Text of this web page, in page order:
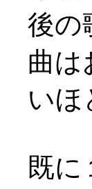
後の
曲は
いほ
既に